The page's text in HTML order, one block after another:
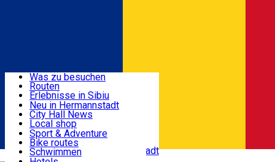
Română
Nützliche informationen
Aktivitäten & Abenteuer
Unterkunft
Was zu besuchen
Routen
Erlebnisse in Sibiu
Podcast
Kultur
Museen
Kirchen
Parks, Zoo
Im Umkreis von Hermannstadt
Neu in Hermannstadt
City Hall News
Local shop
Sibiu Handwerker
Sibiul Verde
Public services
Sport & Adventure
Bike routes
Schwimmen